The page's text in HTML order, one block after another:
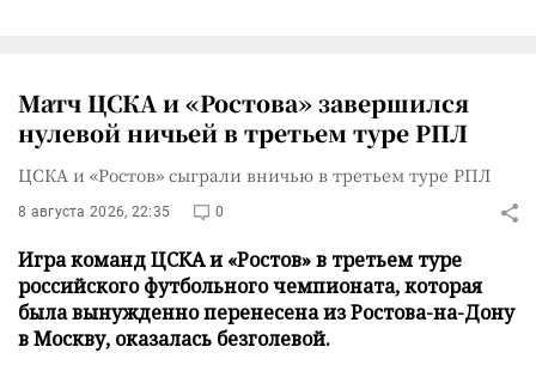
Матч ЦСКА и «Ростова» завершился
нулевой ничьей в третьем туре РПЛ
ЦСКА и «Ростов» сыграли вничью в третьем туре РПЛ
8 августа 2026, 22:35 0
Игра команд ЦСКА и «Ростов» в третьем туре
российского футбольного чемпионата, которая
была вынужденно перенесена из Ростова-на-Дону
в Москву, оказалась безголевой.